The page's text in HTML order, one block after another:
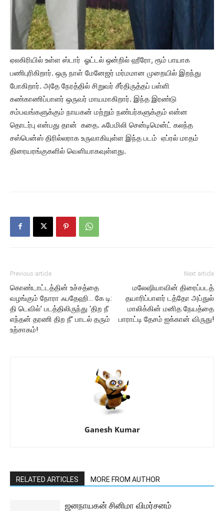
ஏலகிரியில் உள்ள ஸ்டார் ஓட்டல் ஒன்றில் ஹீரோ, ரூம் பாயாக
பணிபுரிகிறார். ஒரு நாள் மேனேஜர் மர்மமான முறையில் இறந்து
போகிறார். அதே நேரத்தில் சிறுவர் சீர்திருத்தப் பள்ளி
கண்காணிப்பாளர் ஒருவர் மாயமாகிறார். இந்த இரண்டு
சம்பவங்களுக்கும் நாயகன் மற்றும் நண்பர்களுக்கும் என்ன
தொடர்பு என்பது தான் கதை. ஃபேமிலி சென்டிமென்ட் கலந்த
சஸ்பென்ஸ் திரில்லராக உருவாகியுள்ள இந்த படம் ஏப்ரல் மாதம்
திரையரங்குகளில் வெளியாகவுள்ளது.
Previous article
கொண்டாட்டத்தின் உச்சத்தை
வழங்கும் நோரா ஃபதேஹி… கே டி:
தி டெவில்’ படத்திலிருந்து ‘திற நீ
எந்தன் தரணி திற நீ’ பாடல் தரும்
உற்சாகம்!
Next article
மலேஷியாவின் திரைப்படத்
தயாரிப்பாளர் டத்தோ அப்துல்
மாலிக்கின் மனித நேயத்தை
பாராட்டி தேசம் ஐக்கான் விருது!
Ganesh Kumar
RELATED ARTICLES MORE FROM AUTHOR
ஜனநாயகன் சினிமா விமர்சனம்